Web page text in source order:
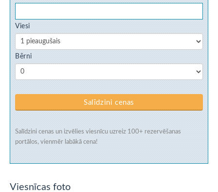
Viesi
Bērni
Salīdzini cenas
Salīdzini cenas un izvēlies viesnīcu uzreiz 100+ rezervēšanas
portālos, vienmēr labākā cena!
Viesnīcas foto